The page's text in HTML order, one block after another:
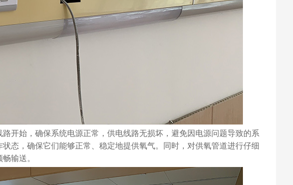
开始，确保系统电源正常，供电线路无损坏，避免因电源问题导致的系
态，确保它们能够正常、稳定地提供氧气。同时，对供氧管道进行仔细
输送。